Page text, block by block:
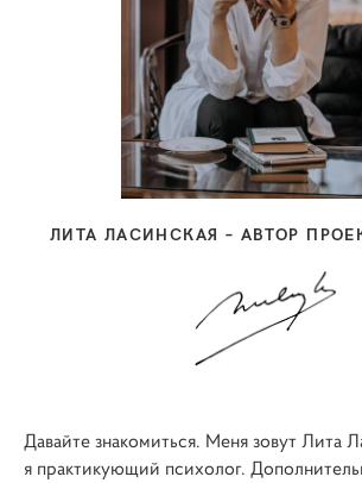
ЛИТА ЛАСИНСКАЯ – АВТОР
Давайте знакомиться. Меня зовут Лита
я практикующий психолог.